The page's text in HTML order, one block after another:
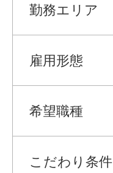
勤務エリア
雇用形態
希望職種
こだわり条件